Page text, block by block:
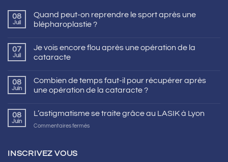
08
Juil
Quand peut-on reprendre le sport après une
blépharoplastie ?
07
Juil
Je vois encore flou après une opération de la
cataracte
08
Juin
Combien de temps faut-il pour récupérer après
une opération de la cataracte ?
08
Juin
L’astigmatisme se traite grâce au LASIK à Lyon
Commentaires ferméssur
INSCRIVEZ VOUS